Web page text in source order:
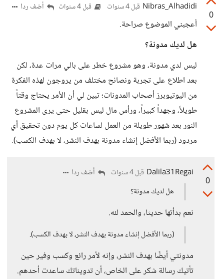
0
Nibras_Alhadidi قبل 4 سنوات قبل 4 سنوات أضف ردا
أعجبني الموضوع صراحة.
هل لديك مدونة؟
ليس لدي مدونة، وهو مشروع خطر على بالي مرات عدة، لكن
بعد اطلاع على تجربة ونصائح مختلف من يروجون لهذه الفكرة
من اليوتيوبرز أصحاب المدونات؛ تبين لي أن الأمر يحتاج وقتاً
طويلاً، وجهداً كبيراً، ورأس مال ليس بقليل حتى يرى المشروع
النور بعد شهور طويلة من العمل لساعات كل يوم دون تحقيق أي
مردود (ربما الأفضل إنشاء مدونة بهدف النشر، لا بهدف الكسب).
0
Dalila31Regai قبل 4 سنوات
أضف ردا
هل لديك مدونة؟
نعم بدأتها حديثا، والحمد لله.
(ربما الأفضل إنشاء مدونة بهدف النشر، لا بهدف الكسب).
مدونتي أيضًا بهدف النشر، وإنه لأمر رائع وكسب وفير حين
تأتيك رسالة شكر على الخاص، أن تدويناتك ساعدت أحدهم.